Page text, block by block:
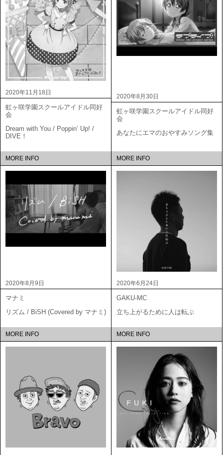
2020年11月18日
虹ヶ咲学園スクールアイドル同好
会
Dream with You / Poppin’ Up! /
DIVE！
MORE INFO
2020年8月30日
虹ヶ咲学園スクールアイドル同好
会
あなたにエマのおやすみソング集
MORE INFO
2020年8月9日
マナミ
リズム / BiSH (Covered by マナミ)
MORE INFO
2020年6月24日
GAKU-MC
立ち上がるために人は転ぶ
MORE INFO